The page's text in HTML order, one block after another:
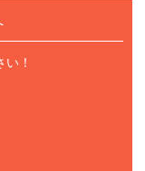
！